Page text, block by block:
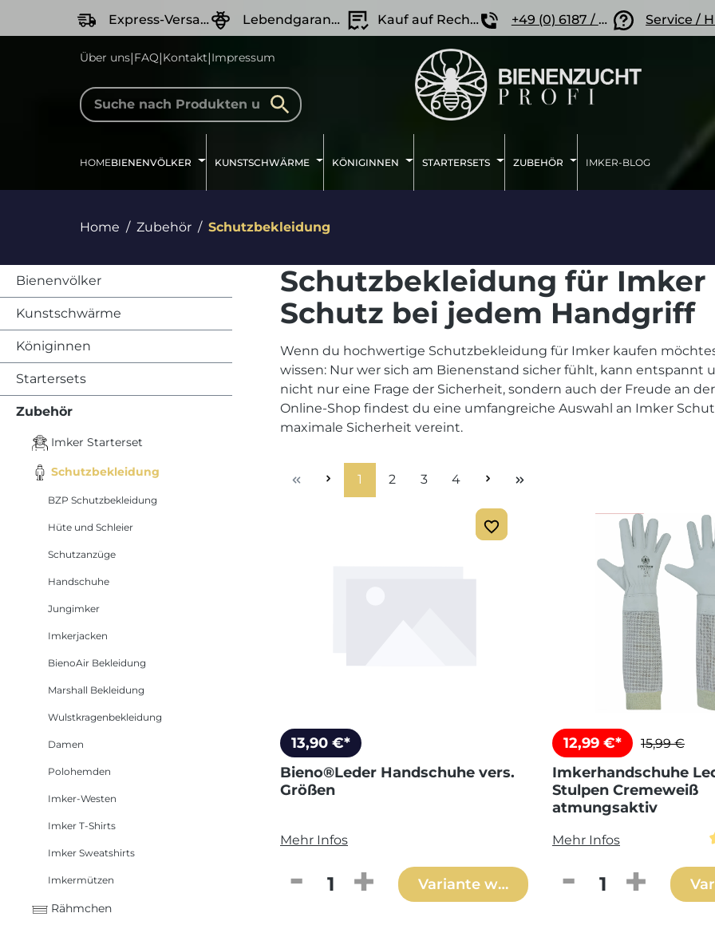
Zur Hauptnavigation springen
Express-Versand Lebendgarantie Kauf auf Rechnung +49 (0) 6187 / 207 57 86 Service /
Über uns|FAQ|Kontakt|Impressum
HOMEBIENENVÖLKER KUNSTSCHWÄRME KÖNIGINNEN STARTERSETS ZUBEHÖR IMKER-BLOG
Home Zubehör Schutzbekleidung
Bienenvölker
Kunstschwärme
Königinnen
Startersets
Zubehör
Imker Starterset
Schutzbekleidung
BZP Schutzbekleidung
Hüte und Schleier
Schutzanzüge
Handschuhe
Jungimker
Imkerjacken
BienoAir Bekleidung
Marshall Bekleidung
Wulstkragenbekleidung
Damen
Polohemden
Imker-Westen
Imker T-Shirts
Imker Sweatshirts
Imkermützen
Rähmchen
Schutzbekleidung für Imker
Schutz bei jedem Handgriff
Wenn du hochwertige Schutzbekleidung für Imker kaufen
wissen: Nur wer sich am Bienenstand sicher fühlt, kann entspannt
nicht nur eine Frage der Sicherheit, sondern auch der Freude an
Online-Shop findest du eine umfangreiche Auswahl an Imker
maximale Sicherheit vereint.
Seite
1 Seite
2 Seite
3 Seite
4
13,90 €*
Bieno®Leder Handschuhe vers.
Größen
Mehr Infos
Produkt Anzahl: Gib den gewünschten
Variante wählen
12,99 €* 15,99 €
Imkerhandschuhe
Stulpen Cremeweiß
atmungsaktiv
Mehr Infos
Produkt